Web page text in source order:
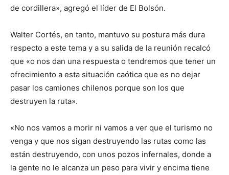
de cordillera», agregó el líder de El Bolsón.
Walter Cortés, en tanto, mantuvo su postura más dura
respecto a este tema y a su salida de la reunión recalcó
que «o nos dan una respuesta o tendremos que tener un
ofrecimiento a esta situación caótica que es no dejar
pasar los camiones chilenos porque son los que
destruyen la ruta».
«No nos vamos a morir ni vamos a ver que el turismo no
venga y que nos sigan destruyendo las rutas como las
están destruyendo, con unos pozos infernales, donde a
la gente no le alcanza un peso para vivir y encima tiene